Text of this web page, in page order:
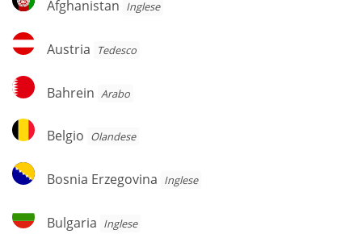
Afghanistan Inglese
Austria
Austria Tedesco
Bahrein
Bahrein Arabo
Belgio
Belgio Olandese
Bosnia
Erzegovina
Bosnia Erzegovina Inglese
Bulgaria
Bulgaria Inglese